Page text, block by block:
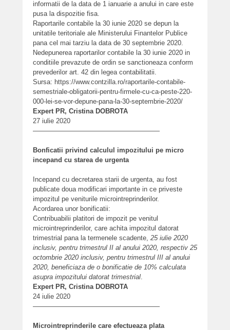
informatii de la data de 1 ianuarie a anului in care este
pusa la dispozitie fisa.
Raportarile contabile la 30 iunie 2020 se depun la
unitatile teritoriale ale Ministerului Finantelor Publice
pana cel mai tarziu la data de 30 septembrie 2020.
Nedepunerea raportarilor contabile la 30 iunie 2020 in
conditiile prevazute de ordin se sanctioneaza conform
prevederilor art. 42 din legea contabilitatii.
Sursa: https://www.contzilla.ro/raportarile-contabile-
semestriale-obligatorii-pentru-firmele-cu-ca-peste-220-
000-lei-se-vor-depune-pana-la-30-septembrie-2020/
Expert PR, Cristina DOBROTA
27 iulie 2020
———————————————————
Bonficatii privind calculul impozitului pe micro
incepand cu starea de urgenta
Incepand cu decretarea starii de urgenta, au fost
publicate doua modificari importante in ce priveste
impozitul pe veniturile microintreprinderilor.
Acordarea unor bonificatii:
Contribuabilii platitori de impozit pe venitul
microintreprinderilor, care achita impozitul datorat
trimestrial pana la termenele scadente, 25 iulie 2020
inclusiv, pentru trimestrul II al anului 2020, respectiv 25
octombrie 2020 inclusiv, pentru trimestrul III al anului
2020, beneficiaza de o bonificatie de 10% calculata
asupra impozitului datorat trimestrial
Expert PR, Cristina DOBROTA
24 iulie 2020
———————————————————
Microintreprinderile care efectueaza plata